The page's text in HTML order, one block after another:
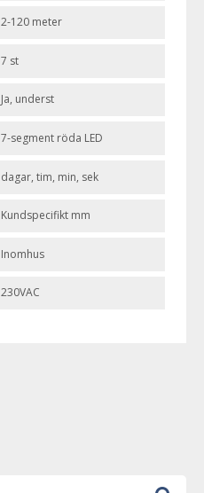
2-120 meter
7 st
Ja, underst
7-segment röda LED
dagar, tim, min, sek
Kundspecifikt mm
Inomhus
230VAC